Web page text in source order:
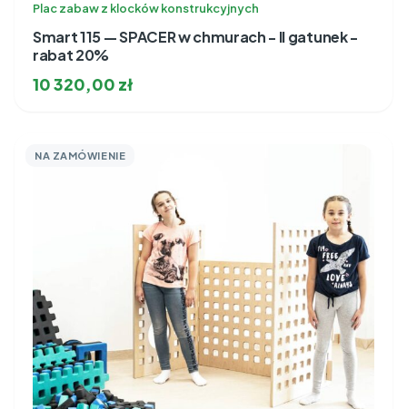
Plac zabaw z klocków konstrukcyjnych
Smart 115 — SPACER w chmurach - II gatunek -
rabat 20%
10 320,00 zł
NA ZAMÓWIENIE